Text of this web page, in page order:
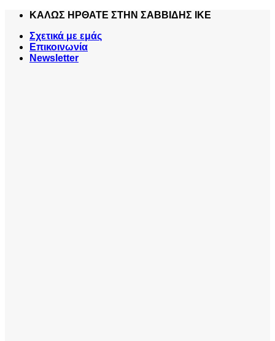
Skip
content
ΚΑΛΩΣ ΗΡΘΑΤΕ ΣΤΗΝ ΣΑΒΒΙΔΗΣ ΙΚΕ
Σχετικά με εμάς
Επικοινωνία
Newsletter